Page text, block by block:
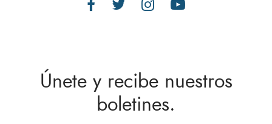
Únete y recibe nuestros
boletines.